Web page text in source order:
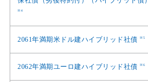
※4
2061年満期米ドル建ハイブリッド社債 ※5
2062年満期ユーロ建ハイブリッド社債 ※6